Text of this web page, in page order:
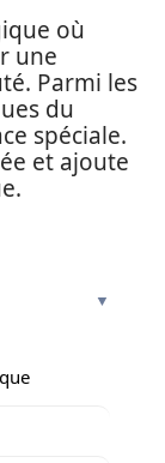
où
une
Parmi les
du
spéciale.
et ajoute